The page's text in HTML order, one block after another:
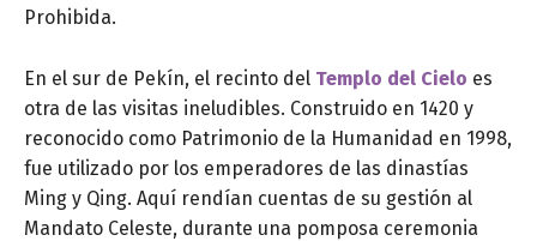
Prohibida.
En el sur de Pekín, el recinto del Templo del Cielo es
otra de las visitas ineludibles. Construido en 1420 y
reconocido como Patrimonio de la Humanidad en 1998,
fue utilizado por los emperadores de las dinastías
Ming y Qing. Aquí rendían cuentas de su gestión al
Mandato Celeste, durante una pomposa ceremonia